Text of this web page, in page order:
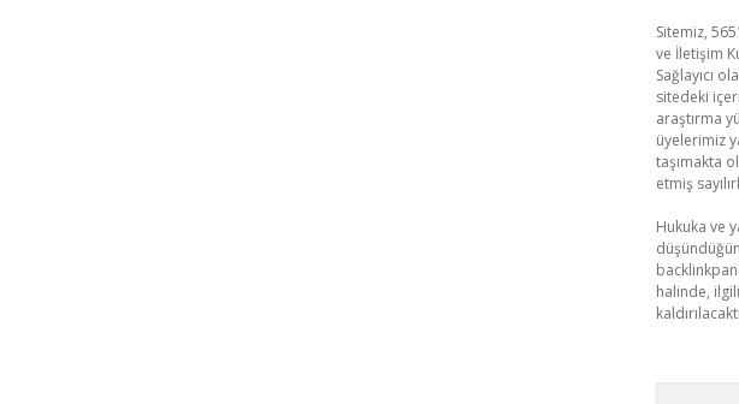
Sitemiz,
ve İletişim
Sağlayıcı
sitedeki
araştırma
üyelerimiz
taşımakta
etmiş
Hukuka ve
halinde,